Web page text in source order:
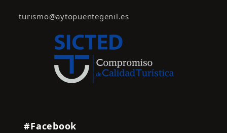
turismo@aytopuentegenil.es
#Facebook